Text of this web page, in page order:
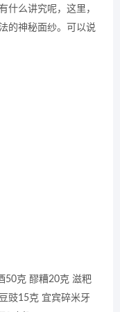
什么讲究呢，这里，
的神秘面纱。可以说
50克 醪糟20克 滋粑
豉15克 宜宾碎米牙